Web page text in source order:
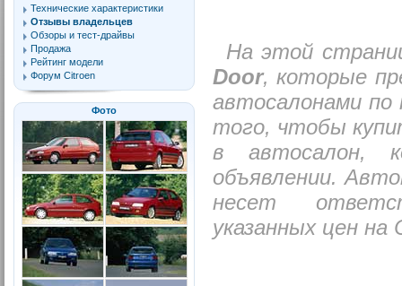
Технические характеристики
Отзывы владельцев
Обзоры и тест-драйвы
Продажа
Рейтинг модели
Форум Citroen
Фото
На этой
Door, которые
автосалонами
того, чтобы
в автосалон,
объявлении.
несет
указанных цен на